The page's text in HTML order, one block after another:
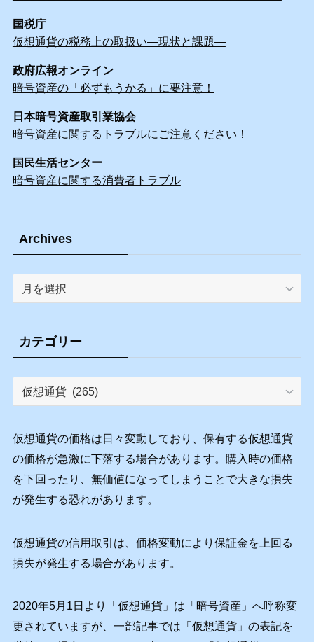
国税庁
仮想通貨の税務上の取扱い―現状と課題―
政府広報オンライン
暗号資産の「必ずもうかる」に要注意！
日本暗号資産取引業協会
暗号資産に関するトラブルにご注意ください！
国民生活センター
暗号資産に関する消費者トラブル
Archives
Archives
カテゴリー
リ
ー
仮想通貨の価格は日々変動しており、保有する仮想通貨
の価格が急激に下落する場合があります。購入時の価格
を下回ったり、無価値になってしまうことで大きな損失
が発生する恐れがあります。
仮想通貨の信用取引は、価格変動により保証金を上回る
損失が発生する場合があります。
2020年5月1日より「仮想通貨」は「暗号資産」へ呼称変
更されていますが、一部記事では「仮想通貨」の表記を